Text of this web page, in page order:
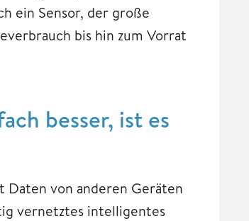
ein Sensor, der große
bis hin zum Vorrat
besser, ist es
Daten von anderen Geräten
vernetztes intelligentes